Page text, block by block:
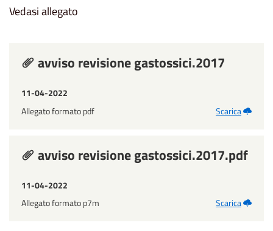
Vedasi allegato
avviso revisione gastossici.2017
11-04-2022
Allegato formato pdf
Scarica
avviso revisione gastossici.2017.pdf
11-04-2022
Allegato formato p7m
Scarica